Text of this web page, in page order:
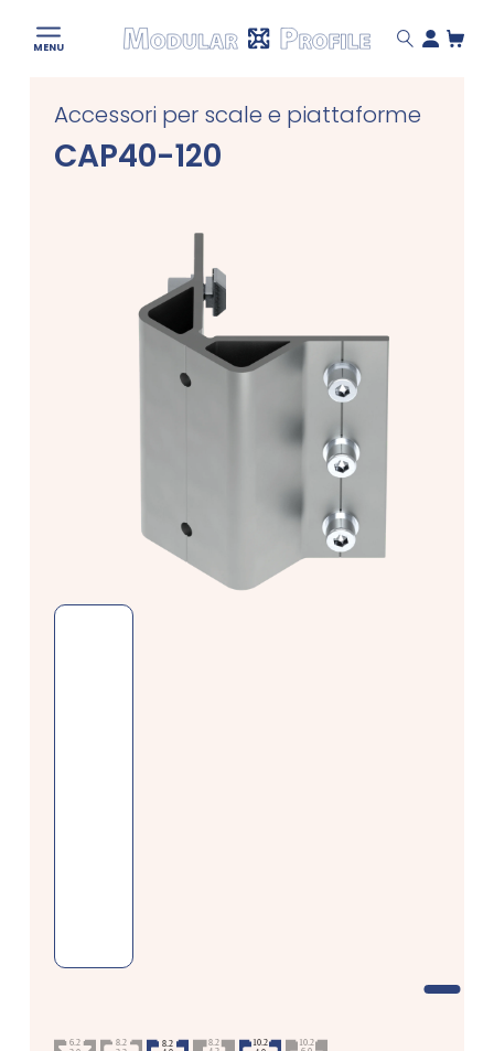
content
MENU
Modular
Accessori per scale e piattaforme
CAP40-120